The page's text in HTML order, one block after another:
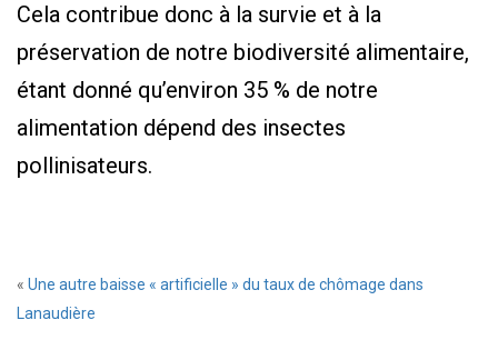
Cela contribue donc à la survie et à la
préservation de notre biodiversité alimentaire,
étant donné qu’environ 35 % de notre
alimentation dépend des insectes
pollinisateurs.
« Une autre baisse « artificielle » du taux de chômage dans
Lanaudière